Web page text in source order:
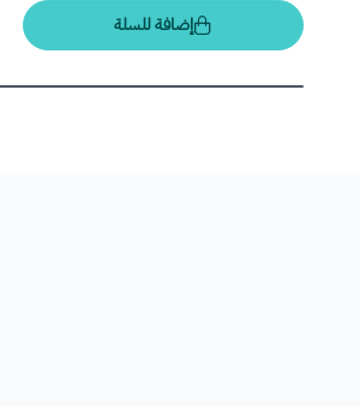
إضافة للسلة